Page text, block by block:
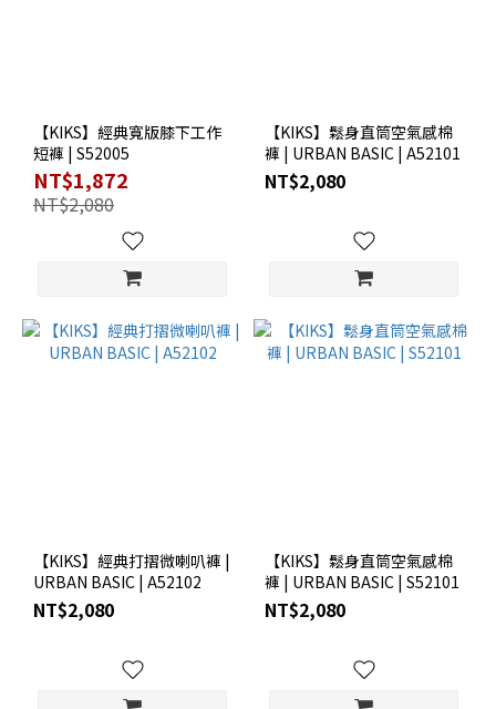
【KIKS】經典寬版膝下工作
短褲 | S52005
NT$1,872
NT$2,080
【KIKS】鬆身直筒空氣感棉
褲 | URBAN BASIC | A52101
NT$2,080
【KIKS】經典打摺微喇叭褲 |
URBAN BASIC | A52102
NT$2,080
【KIKS】鬆身直筒空氣感棉
褲 | URBAN BASIC | S52101
NT$2,080